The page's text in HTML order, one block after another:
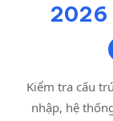
2026
Kiểm tra cấu
nhập, hệ